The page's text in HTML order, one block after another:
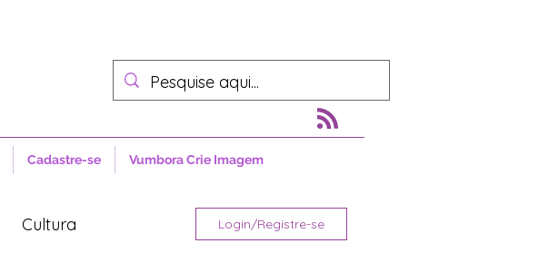
Cadastre-se Vumbora Crie Imagem
Cultura Login/Registre-se